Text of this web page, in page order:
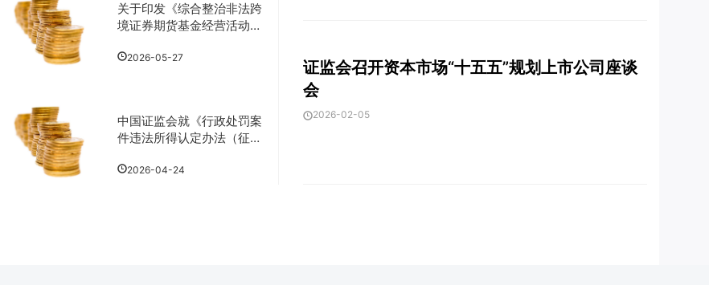
关于印发《综合整治非法跨
境证券期货基金经营活动实
2026-05-27
中国证监会就《行政处罚案
件违法所得认定办法（征求
2026-04-24
证监会召开资本市场“十五五”规划上市公司座谈
会
2026-02-05